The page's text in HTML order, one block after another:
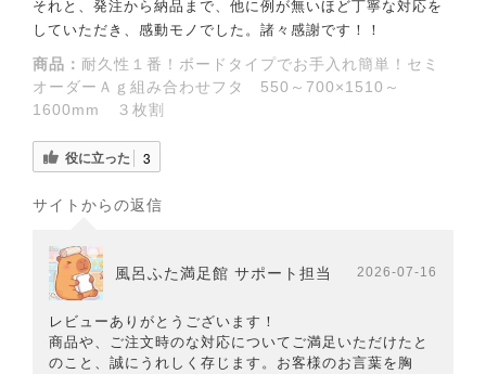
それと、発注から納品まで、他に例が無いほど丁寧な対応を
していただき、感動モノでした。諸々感謝です！！
商品： 耐久性１番！ボードタイプでお手入れ簡単！セミ
オーダーＡｇ組み合わせフタ 550～700×1510～
1600mm ３枚割
役に立った 3
サイトからの返信
風呂ふた満足館 サポート担当 2026-07-16
レビューありがとうございます！
商品や、ご注文時のな対応についてご満足いただけたと
のこと、誠にうれしく存じます。お客様のお言葉を胸